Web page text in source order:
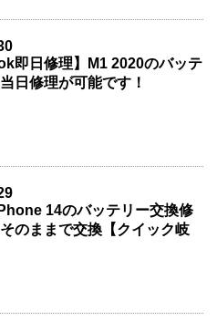
即日修理】M1 2020のバッテ
日修理が可能です！
14のバッテリー交換修
のままで交換【クイック岐